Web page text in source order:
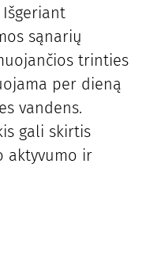
Išgeriant
sąnarių
trinties
per dieną
vandens.
gali skirtis
aktyvumo ir